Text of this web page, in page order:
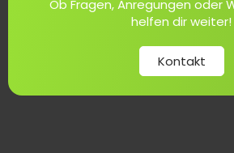
Ob Fragen, Anregungen oder
helfen dir weiter!
Kontakt